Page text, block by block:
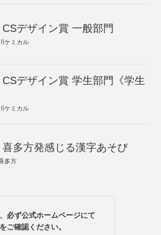
デザイン賞 一般部門
ケミカル
CSデザイン賞 学生部門《学生
ケミカル
喜多方発感じる漢字あそび
多方
必ず公式ホームページにて
ご確認ください。